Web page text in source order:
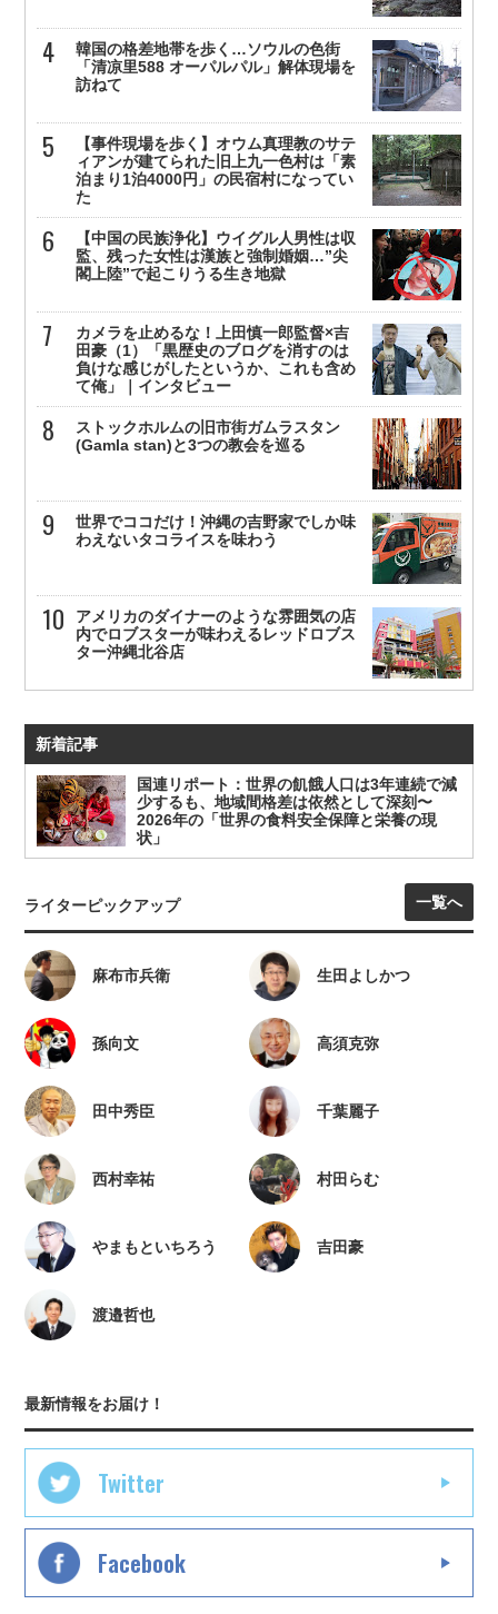
韓国の格差地帯を歩く…ソウルの色街
「清凉里588 オーパルパル」解体現場を
訪ねて
【事件現場を歩く】オウム真理教のサテ
ィアンが建てられた旧上九一色村は「素
泊まり1泊4000円」の民宿村になってい
た
【中国の民族浄化】ウイグル人男性は収
監、残った女性は漢族と強制婚姻…”尖
閣上陸”で起こりうる生き地獄
カメラを止めるな！上田慎一郎監督×吉
田豪（1）「黒歴史のブログを消すのは
負けな感じがしたというか、これも含め
て俺」｜インタビュー
ストックホルムの旧市街ガムラスタン
(Gamla stan)と3つの教会を巡る
世界でココだけ！沖縄の吉野家でしか味
わえないタコライスを味わう
アメリカのダイナーのような雰囲気の店
内でロブスターが味わえるレッドロブス
ター沖縄北谷店
新着記事
国連リポート：世界の飢餓人口は3年連続で減
少するも、地域間格差は依然として深刻〜
2026年の「世界の食料安全保障と栄養の現
状」
ライターピックアップ 一覧へ
麻布市兵衛 生田よしかつ
孫向文 高須克弥
田中秀臣 千葉麗子
西村幸祐 村田らむ
やまもといちろう 吉田豪
渡邉哲也
最新情報をお届け！
Twitter
Facebook